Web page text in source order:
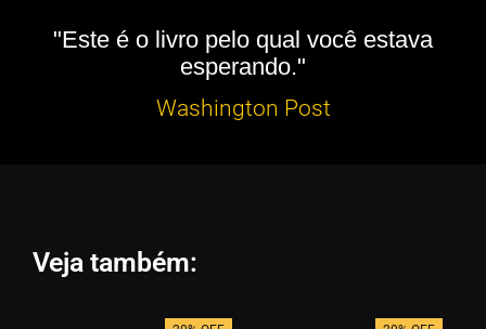
"Este é o livro pelo qual você estava
esperando."
Washington Post
Veja também: